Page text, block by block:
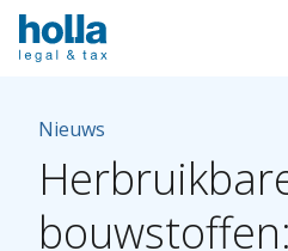
Nieuws
bouwstoffen: